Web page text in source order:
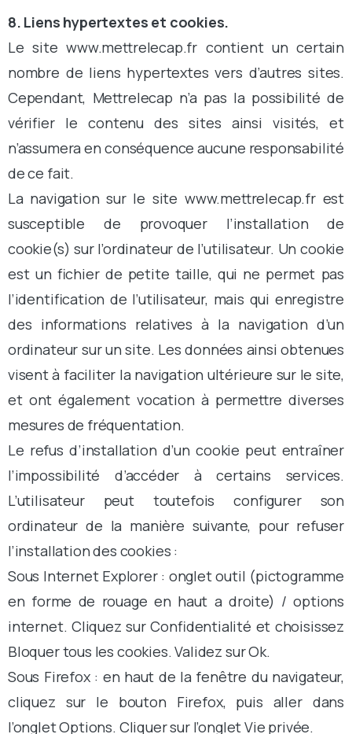
8. Liens hypertextes et cookies.
Le site www.mettrelecap.fr contient un certain
nombre de liens hypertextes vers d’autres sites.
Cependant, Mettrelecap n’a pas la possibilité de
vérifier le contenu des sites ainsi visités, et
n’assumera en conséquence aucune responsabilité
de ce fait.
La navigation sur le site www.mettrelecap.fr est
susceptible de provoquer l’installation de
cookie(s) sur l’ordinateur de l’utilisateur. Un cookie
est un fichier de petite taille, qui ne permet pas
l’identification de l’utilisateur, mais qui enregistre
des informations relatives à la navigation d’un
ordinateur sur un site. Les données ainsi obtenues
visent à faciliter la navigation ultérieure sur le site,
et ont également vocation à permettre diverses
mesures de fréquentation.
Le refus d’installation d’un cookie peut entraîner
l’impossibilité d’accéder à certains services.
L’utilisateur peut toutefois configurer son
ordinateur de la manière suivante, pour refuser
l’installation des cookies :
Sous Internet Explorer : onglet outil (pictogramme
en forme de rouage en haut a droite) / options
internet. Cliquez sur Confidentialité et choisissez
Bloquer tous les cookies. Validez sur Ok.
Sous Firefox : en haut de la fenêtre du navigateur,
cliquez sur le bouton Firefox, puis aller dans
l’onglet Options. Cliquer sur l’onglet Vie privée.